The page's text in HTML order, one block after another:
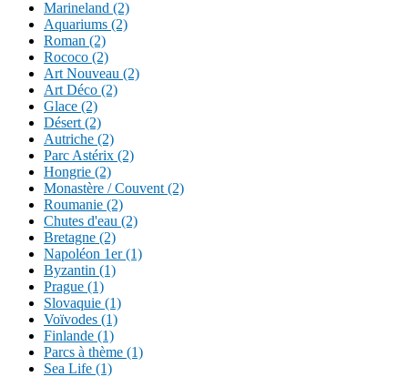
Marineland (2)
Aquariums (2)
Roman (2)
Rococo (2)
Art Nouveau (2)
Art Déco (2)
Glace (2)
Désert (2)
Autriche (2)
Parc Astérix (2)
Hongrie (2)
Monastère / Couvent (2)
Roumanie (2)
Chutes d'eau (2)
Bretagne (2)
Napoléon 1er (1)
Byzantin (1)
Prague (1)
Slovaquie (1)
Voïvodes (1)
Finlande (1)
Parcs à thème (1)
Sea Life (1)